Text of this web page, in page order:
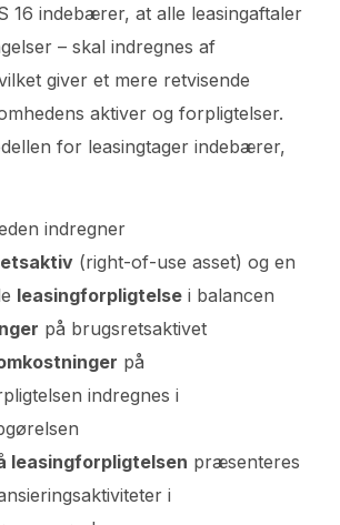
16 indebærer, at alle leasingaftaler
– skal indregnes af
giver et mere retvisende
aktiver og forpligtelser.
for leasingtager indebærer,
indregner
(right-of-use asset) og en
leasingforpligtelse i balancen
på brugsretsaktivet
på
indregnes i
leasingforpligtelsen præsenteres
i